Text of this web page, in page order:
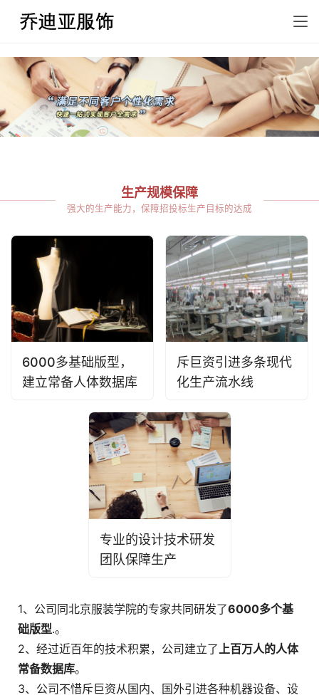
生产规模保障
强大的生产能力，保障招投标生产目标的达成
6000多基础版型，
建立常备人体数据库
斥巨资引进多条现代
化生产流水线
专业的设计技术研发
团队保障生产
1、公司同北京服装学院的专家共同研发了6000多个基
础版型.。
2、经过近百年的技术积累，公司建立了 上百万人的人体
常备数据库。
3、公司不惜斥巨资从国内、国外引进各种机器设备、设